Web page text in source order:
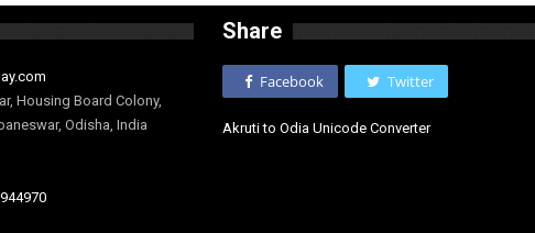
Housing Board Colony,
Odisha, India
Share
Facebook Twitter
Akruti to Odia Unicode Converter